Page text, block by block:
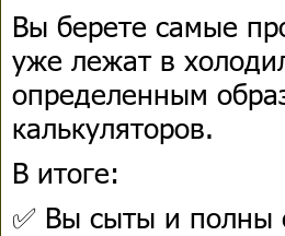
Вы берете самые
уже лежат в
определенным
калькуляторов.
В итоге:
✅ Вы сыты и полны